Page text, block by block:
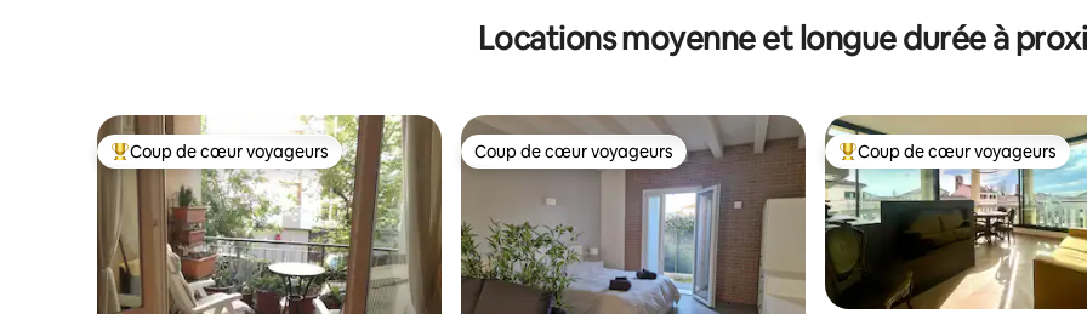
Locations moyenne et longue durée à
Coups de cœur voyageurs les plus appréciés
Coup de cœur voyageurs Coup de cœur voyageurs
Coup de cœur voyageurs Coups de cœur voyageurs les
Coup de cœur voyageurs